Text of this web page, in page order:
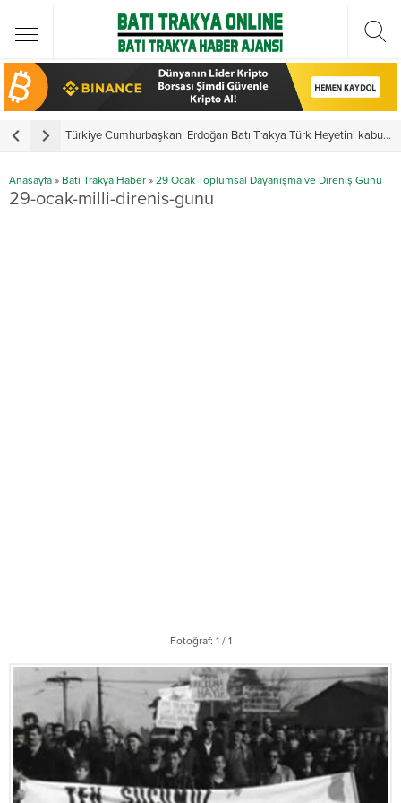
Türkiye Cumhurbaşkanı Erdoğan Batı Trakya Türk Heyetini kabul etti
Anasayfa » Batı Trakya Haber » 29 Ocak Toplumsal Dayanışma ve Direniş Günü
29-ocak-milli-direnis-gunu
Fotoğraf: 1 / 1